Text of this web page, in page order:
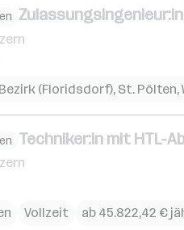
Bezirk (Floridsdorf), St. Pölten,
Techniker:in mit HTL-
Vollzeit ab 45.822,42 €